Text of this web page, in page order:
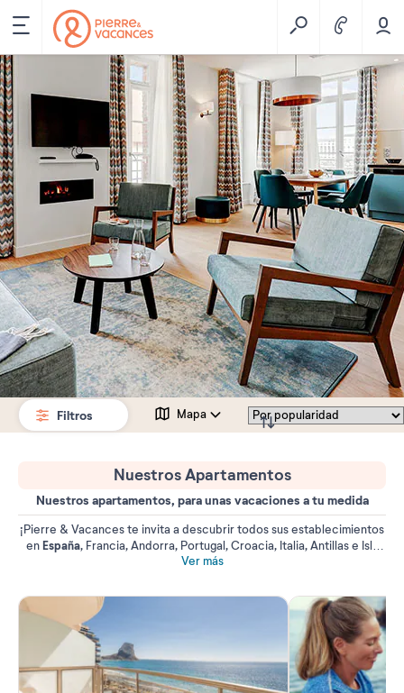
Filtros Mapa
Nuestros Apartamentos
Nuestros apartamentos, para unas vacaciones a tu medida
¡Pierre & Vacances te invita a descubrir todos sus establecimientos
enEspaña, Francia, Andorra, Portugal, Croacia, Italia, Antillas e Isla
Mauricio! Vive unas vacaciones con total libertad desde nuestros
Ver más